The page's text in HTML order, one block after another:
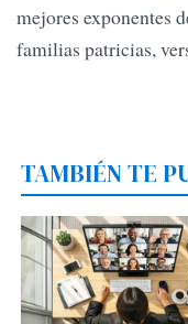
mejores exponentes
familias patricias,
TAMBIÉN TE